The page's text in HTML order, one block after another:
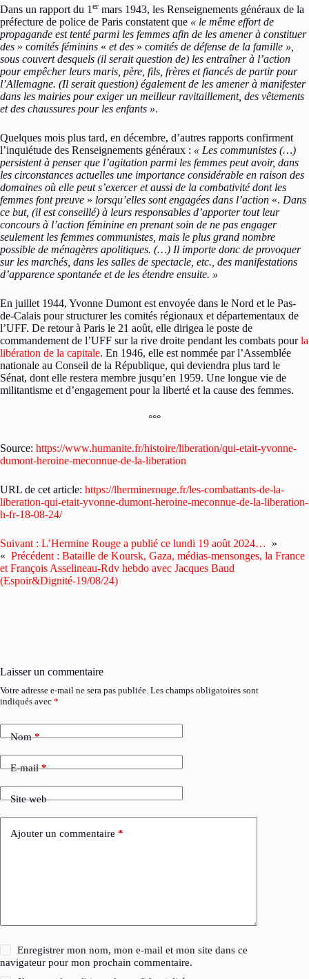
Dans un rapport du 1 er mars 1943, les Renseignements généraux de la
préfecture de police de Paris constatent que « le même effort de
propagande est tenté parmi les femmes afin de les amener à constituer
des » comités féminins « et des » comités de défense de la famille »,
sous couvert desquels (il serait question de) les entraîner à l’action
pour empêcher leurs maris, père, fils, frères et fiancés de partir pour
l’Allemagne. (Il serait question) également de les amener à manifester
dans les mairies pour exiger un meilleur ravitaillement, des vêtements
et des chaussures pour les enfants ».
Quelques mois plus tard, en décembre, d’autres rapports confirment
l’inquiétude des Renseignements généraux : « Les communistes (…)
persistent à penser que l’agitation parmi les femmes peut avoir, dans
les circonstances actuelles une importance considérable en raison des
domaines où elle peut s’exercer et aussi de la combativité dont les
femmes font preuve » lorsqu’elles sont engagées dans l’action «. Dans
ce but, (il est conseillé) à leurs responsables d’apporter tout leur
concours à l’action féminine en prenant soin de ne pas engager
seulement les femmes communistes, mais le plus grand nombre
possible de ménagères apolitiques. (…) Il importe donc de provoquer
sur les marchés, dans les salles de spectacle, etc., des manifestations
d’apparence spontanée et de les étendre ensuite. »
En juillet 1944, Yvonne Dumont est envoyée dans le Nord et le Pas-
de-Calais pour structurer les comités régionaux et départementaux de
l’UFF. De retour à Paris le 21 août, elle dirigea le poste de
commandement de l’UFF sur la rive droite pendant les combats pourla
libération de la capitale. En 1946, elle est nommée par l’Assemblée
nationale au Conseil de la République, qui deviendra plus tard le
Sénat, dont elle restera membre jusqu’en 1959. Une longue vie de
militantisme et d’engagement pour la liberté et la cause des femmes.
°°°
Source: https://www.humanite.fr/histoire/liberation/qui-etait-yvonne-
dumont-heroine-meconnue-de-la-liberation
URL de cet article: https://lherminerouge.fr/les-combattants-de-la-
liberation-qui-etait-yvonne-dumont-heroine-meconnue-de-la-liberation-
h-fr-18-08-24/
Suivant : L’Hermine Rouge a publié ce lundi 19 août 2024… »
« Précédent : Bataille de Koursk, Gaza, médias-mensonges, la France
et François Asselineau-Rdv hebdo avec Jacques Baud
(Espoir&Dignité-19/08/24)
Laisser un commentaire
Votre adresse e-mail ne sera pas publiée. Les champs obligatoires sont
indiqués avec *
Nom*
E-mail*
Site web
Ajouter un commentaire *
Enregistrer mon nom, mon e-mail et mon site dans ce
navigateur pour mon prochain commentaire.